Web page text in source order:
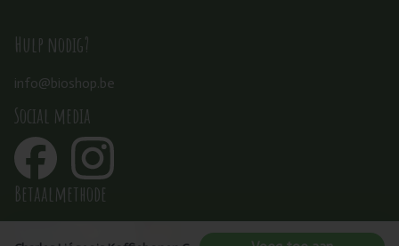
Hulp nodig?
info@bioshop.be
Social media
Betaalmethode